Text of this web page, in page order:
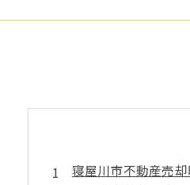
寝屋川市不動産売